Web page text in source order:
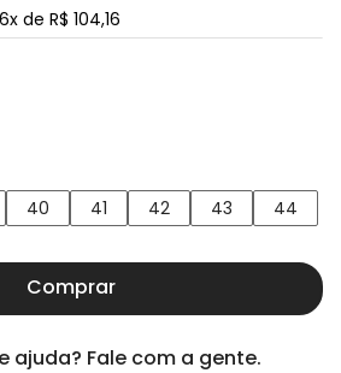
6x de R$ 104,16
40 41 42 43 44
Comprar
ajuda? Fale com a gente.